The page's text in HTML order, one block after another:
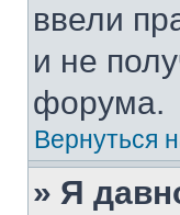
ввели
и не
форума.
Вернуться
» Я